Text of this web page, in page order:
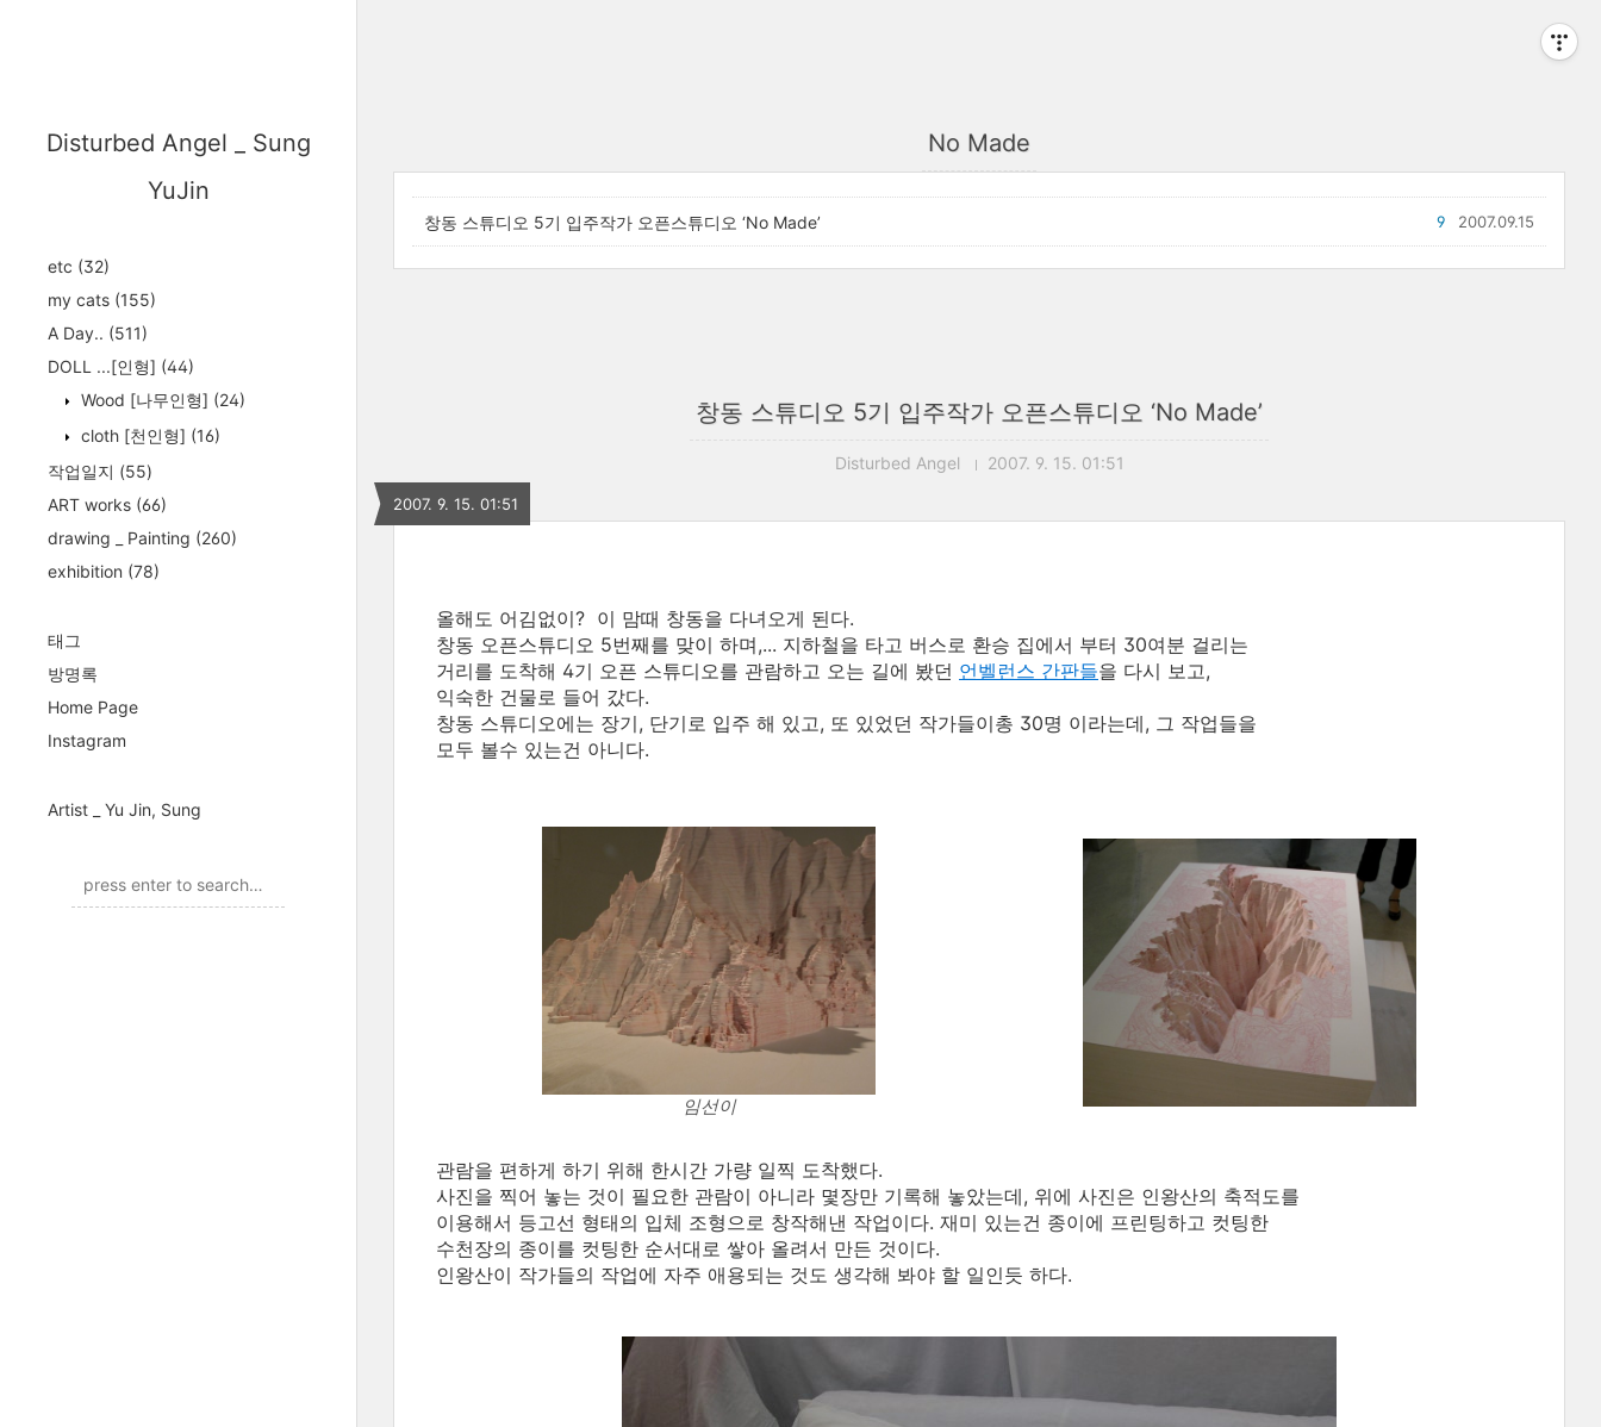
Disturbed Angel _ Sung
YuJin
etc (32)
my cats (155)
A Day.. (511)
DOLL ...[인형] (44)
Wood [나무인형] (24)
cloth [천인형] (16)
작업일지 (55)
ART works (66)
drawing _ Painting (260)
exhibition (78)
태그
방명록
Home Page
Instagram
Artist _ Yu Jin, Sung
No Made
창동 스튜디오 5기 입주작가 오픈스튜디오 ‘No Made’ 2007.09.15
9
창동 스튜디오 5기 입주작가 오픈스튜디오 ‘No Made’
Disturbed Angel 2007. 9. 15. 01:51
2007. 9. 15. 01:51
올해도 어김없이? 이 맘때 창동을 다녀오게 된다.
창동 오픈스튜디오 5번째를 맞이 하며,... 지하철을 타고 버스로 환승 집에서 부터 30여분 걸리는
거리를 도착해 4기 오픈 스튜디오를 관람하고 오는 길에 봤던 언벨런스 간판들을 다시 보고,
익숙한 건물로 들어 갔다.
창동 스튜디오에는 장기, 단기로 입주 해 있고, 또 있었던 작가들이총 30명 이라는데, 그 작업들을
모두 볼수 있는건 아니다.
임선이
관람을 편하게 하기 위해 한시간 가량 일찍 도착했다.
사진을 찍어 놓는 것이 필요한 관람이 아니라 몇장만 기록해 놓았는데, 위에 사진은 인왕산의 축적도를
이용해서 등고선 형태의 입체 조형으로 창작해낸 작업이다. 재미 있는건 종이에 프린팅하고 컷팅한
수천장의 종이를 컷팅한 순서대로 쌓아 올려서 만든 것이다.
인왕산이 작가들의 작업에 자주 애용되는 것도 생각해 봐야 할 일인듯 하다.